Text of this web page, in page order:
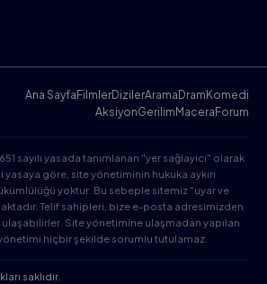
Ana Sayfa FilmlerDizilerArama Dram Komedi
AksiyonGerilim Macera Forum
sayılı yasada tanımlanan "yer sağlayıcı" olarak
göre, site yönetiminin hukuka aykırı
yoktur. Bu sebeple sitemiz "uyar ve
Telif sahipleri, bize e-posta adresimizden
ulaşabilirler. Site yönetimine ulaşmadan yapılan
hiçbir şekilde sorumlu tutulamaz.
saklıdır.